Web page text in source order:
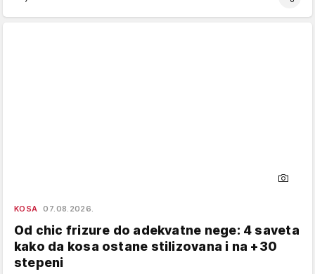
KOSA 07.08.2026.
Od chic frizure do adekvatne nege: 4 saveta
kako da kosa ostane stilizovana i na +30
stepeni